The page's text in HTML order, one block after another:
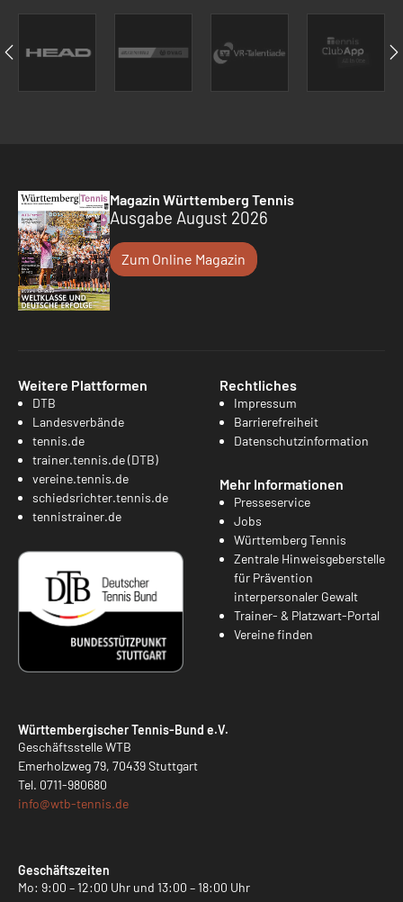
Magazin Württemberg Tennis
Ausgabe August 2026
Zum Online Magazin
Weitere Plattformen
DTB
Landesverbände
tennis.de
trainer.tennis.de (DTB)
vereine.tennis.de
schiedsrichter.tennis.de
tennistrainer.de
Rechtliches
Impressum
Barrierefreiheit
Datenschutzinformation
Mehr Informationen
Presseservice
Jobs
Württemberg Tennis
Zentrale Hinweisgeberstelle
für Prävention
interpersonaler Gewalt
Trainer- & Platzwart-Portal
Vereine finden
Württembergischer Tennis-Bund e.V.
Geschäftsstelle WTB
Emerholzweg 79, 70439 Stuttgart
Tel. 0711-980680
info@wtb-tennis.de
Geschäftszeiten
Mo: 9:00 – 12:00 Uhr und 13:00 – 18:00 Uhr